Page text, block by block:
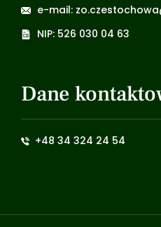
e-mail:
NIP: 526 030 04 63
Dane
+48 34 324 24 54